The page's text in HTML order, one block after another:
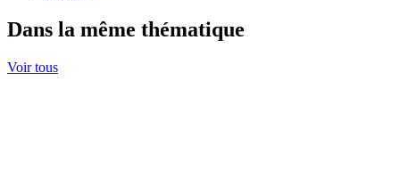
Dans la même thématique
Voir tous